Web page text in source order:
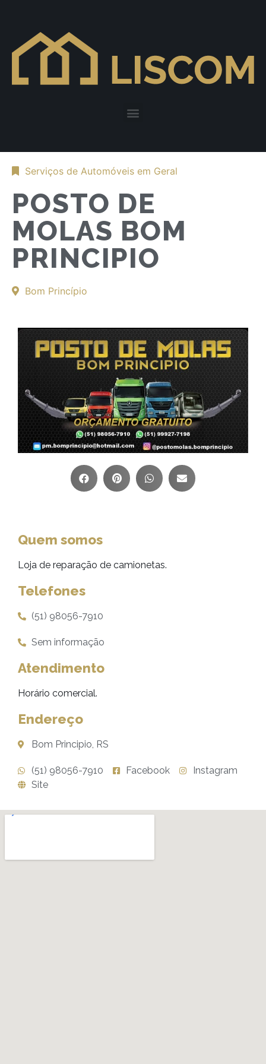
Serviços de Automóveis em Geral
POSTO DE
MOLAS BOM
PRINCIPIO
Bom Princípio
Quem somos
Loja de reparação de camionetas.
Telefones
(51) 98056-7910
Sem informação
Atendimento
Horário comercial.
Endereço
Bom Principio, RS
(51) 98056-7910 Facebook
Instagram
Site